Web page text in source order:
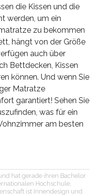
die Kissen und die
werden, um ein
zu bekommen
hängt von der Größe
auch über
Bettdecken, Kissen
können. Und wenn Sie
Matratze
garantiert! Sehen Sie
was für ein
am besten
hat gerade ihren Bachelor
Hochschule,
ist Innendesign und